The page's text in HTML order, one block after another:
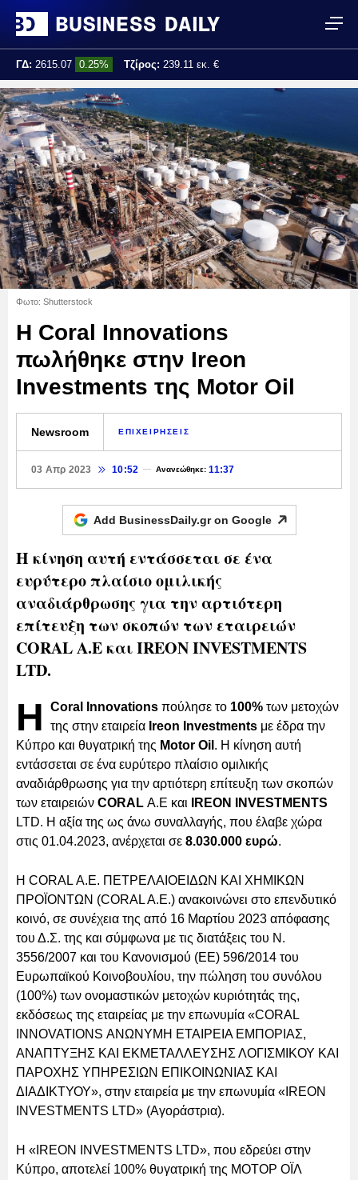
ΓΔ: 2615.07 0.25% Τζίρος: 239.11 εκ. €
Τελ. ενημέρωση: 17:25:01
Φωτο: Shutterstock
Η Coral Innovations
πωλήθηκε στην Ireon
Investments της Motor Oil
Newsroom ΕΠΙΧΕΙΡΗΣΕΙΣ
03 Απρ 2023 10:52 Ανανεώθηκε: 11:37
Add BusinessDaily.gr on Google
Η κίνηση αυτή εντάσσεται σε ένα
ευρύτερο πλαίσιο ομιλικής
αναδιάρθρωσης για την αρτιότερη
επίτευξη των σκοπών των εταιρειών
CORAL A.E και IREON INVESTMENTS
LTD.
Η Coral Innovations πούλησε το 100% των μετοχών
της στην εταιρεία Ireon Investments με έδρα την
Κύπρο και θυγατρική της Motor Oil . Η κίνηση αυτή
εντάσσεται σε ένα ευρύτερο πλαίσιο ομιλικής
αναδιάρθρωσης για την αρτιότερη επίτευξη των σκοπών
των εταιρειών CORAL A.E και
IREON INVESTMENTS
LTD. Η αξία της ως άνω συναλλαγής, που έλαβε χώρα
στις 01.04.2023, ανέρχεται σε 8.030.000 ευρώ.
Η CORAL Α.Ε. ΠΕΤΡΕΛΑΙΟΕΙΔΩΝ ΚΑΙ ΧΗΜΙΚΩΝ
ΠΡΟΪΟΝΤΩΝ (CORAL A.E.) ανακοινώνει στο επενδυτικό
κοινό, σε συνέχεια της από 16 Μαρτίου 2023 απόφασης
του Δ.Σ. της και σύμφωνα με τις διατάξεις του Ν.
3556/2007 και του Κανονισμού (ΕΕ) 596/2014 του
Ευρωπαϊκού Κοινοβουλίου, την πώληση του συνόλου
(100%) των ονομαστικών μετοχών κυριότητάς της,
εκδόσεως της εταιρείας με την επωνυμία «CORAL
INNOVATIONS ΑΝΩΝΥΜΗ ΕΤΑΙΡΕΙΑ ΕΜΠΟΡΙΑΣ,
ΑΝΑΠΤΥΞΗΣ ΚΑΙ ΕΚΜΕΤΑΛΛΕΥΣΗΣ ΛΟΓΙΣΜΙΚΟΥ ΚΑΙ
ΠΑΡΟΧΗΣ ΥΠΗΡΕΣΙΩΝ ΕΠΙΚΟΙΝΩΝΙΑΣ ΚΑΙ
ΔΙΑΔΙΚΤΥΟΥ», στην εταιρεία με την επωνυμία «IREON
INVESTMENTS LTD» (Αγοράστρια).
Η «IREON INVESTMENTS LTD», που εδρεύει στην
Κύπρo, αποτελεί 100% θυγατρική της ΜΟΤΟΡ ΟΪΛ